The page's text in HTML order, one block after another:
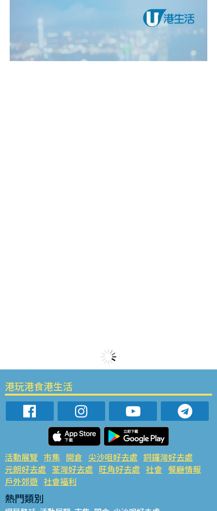
港玩港食港生活
活動展覽 市集 開倉 尖沙咀好去處 銅鑼灣好去處
元朗好去處 荃灣好去處 旺角好去處 社會 餐廳情報
戶外郊遊 社會福利
熱門類別